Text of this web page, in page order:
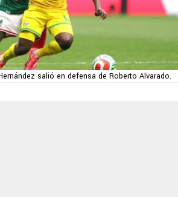
salió en defensa de Roberto Alvarado.